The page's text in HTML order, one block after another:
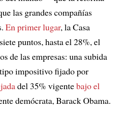
las grandes compañías
En primer lugar, la Casa
puntos, hasta el 28%, el
de las empresas: una subida
impositivo fijado por
del 35% vigentebajo el
demócrata, Barack Obama.